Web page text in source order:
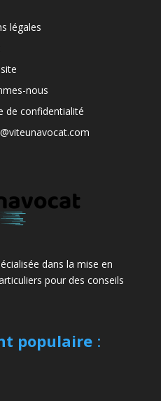
légales
nous
de confidentialité
dans la mise en
pour des conseils
populaire: